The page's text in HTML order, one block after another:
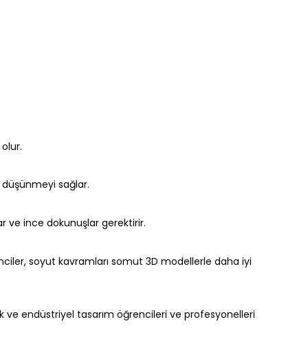
sağlar.
ve ince dokunuşlar gerektirir.
soyut kavramları somut 3D modellerle daha iyi
ve endüstriyel tasarım öğrencileri ve profesyonelleri